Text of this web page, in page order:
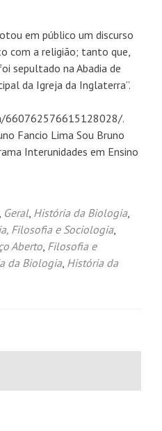
em público um discurso
com a religião; tanto que,
sepultado na Abadia de
da Igreja da Inglaterra”.
660762576615128028/.
Fancio Lima Sou Bruno
Interunidades em Ensino
Geral, História da Biologia,
Filosofia e Sociologia,
Aberto Filosofia e
da Biologia, História da